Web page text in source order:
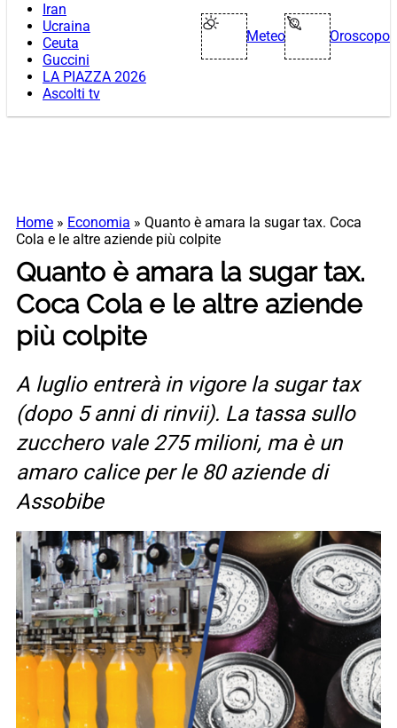
Iran
Ucraina
Ceuta
Guccini
LA PIAZZA 2026
Ascolti tv
Meteo Oroscopo
Home » Economia » Quanto è amara la sugar tax. Coca
Cola e le altre aziende più colpite
Quanto è amara la sugar tax.
Coca Cola e le altre aziende
più colpite
A luglio entrerà in vigore la sugar tax
(dopo 5 anni di rinvii). La tassa sullo
zucchero vale 275 milioni, ma è un
amaro calice per le 80 aziende di
Assobibe